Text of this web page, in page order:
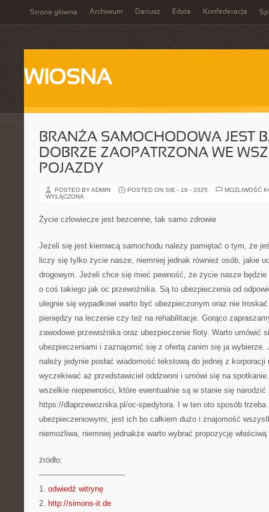
Strona główna Archiwum Dariusz Edyta Konfederacja
WIOSNA
BRANŻA SAMOCHODOWA JEST
DOBRZE ZAOPATRZONA WE
POJAZDY
POSTED BY ADMIN POSTED ON SIE - 16 - 2025
MOŻLIWOŚĆ
WYŁĄCZONA
Życie człowiecze jest bezcenne, tak samo zdrowie
Jeżeli się jest kierowcą samochodu należy pamiętać o tym, że
liczy się tylko życie nasze, niemniej jednak również osób, jakie
drogowym. Jeżeli chce się mieć pewność, że życie nasze
o coś takiego jak oc przewoźnika. Są to ubezpieczenia od
ulegnie się wypadkowi warto być ubezpieczonym oraz nie
pieniędzy na leczenie czy też na rehabilitacje. Gorąco
zawodowe przewoźnika oraz ubezpieczenie floty. Warto umówić
ubezpieczeniami i zaznajomić się z ofertą zanim się ja wybierze.
należy jedynie posłać wiadomość tekstową do jednej z
wyczekiwać aż przedstawiciel oddzwoni i umówi się na
wszelkie niepewności, które ewentualnie są w stanie się
https://dlaprzewoznika.pl/oc-spedytora. I w ten oto sposób
ubezpieczeniowymi, jest ich bo całkiem dużo i znajomość
niemożliwa, niemniej jednakże warto wybrać propozycję właściwą
źródło:
———————————
1. odwiedź witrynę
2. http://simons-it.de